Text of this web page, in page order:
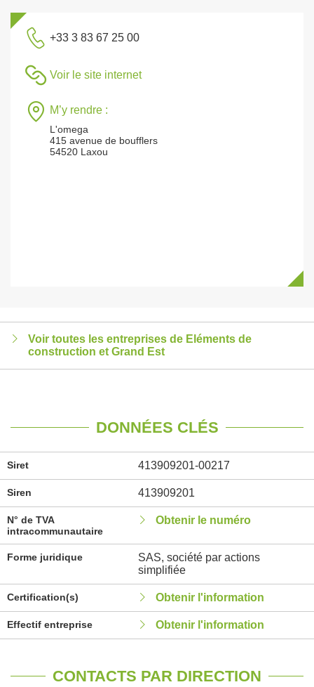
+33 3 83 67 25 00
Voir le site internet
M’y rendre :
L'omega
415 avenue de boufflers
54520 Laxou
Voir toutes les entreprises de Eléments de
construction et Grand Est
DONNÉES CLÉS
Siret 413909201-00217
Siren 413909201
N° de TVA
intracommunautaire
Obtenir le numéro
Forme juridique
SAS, société par actions
simplifiée
Certification(s) Obtenir l'information
Effectif entreprise Obtenir l'information
CONTACTS PAR DIRECTION